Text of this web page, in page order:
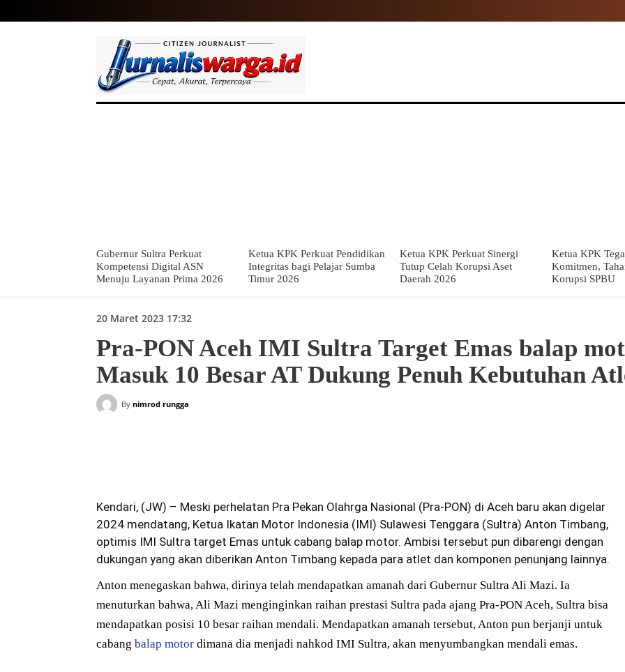
Gubernur Sultra Perkuat
Kompetensi Digital ASN
Menuju Layanan Prima 2026
Ketua KPK Perkuat Pendidikan
Integritas bagi Pelajar Sumba
Timur 2026
Ketua KPK Perkuat Sinergi
Tutup Celah Korupsi Aset
Daerah 2026
Ketua KPK
Komitmen,
Korupsi SPBU
20 Maret 2023 17:32
Pra-PON Aceh IMI Sultra Target Emas balap
Masuk 10 Besar AT Dukung Penuh Kebutuhan
By nimrod rungga
Kendari, (JW) – Meski perhelatan Pra Pekan Olahrga Nasional (Pra-PON) di Aceh baru akan digelar
2024 mendatang, Ketua Ikatan Motor Indonesia (IMI) Sulawesi Tenggara (Sultra) Anton Timbang,
optimis IMI Sultra target Emas untuk cabang balap motor. Ambisi tersebut pun dibarengi dengan
dukungan yang akan diberikan Anton Timbang kepada para atlet dan komponen penunjang lainnya.
Anton menegaskan bahwa, dirinya telah mendapatkan amanah dari Gubernur Sultra Ali Mazi. Ia
menuturkan bahwa, Ali Mazi menginginkan raihan prestasi Sultra pada ajang Pra-PON Aceh, Sultra bisa
mendapatkan posisi 10 besar raihan mendali. Mendapatkan amanah tersebut, Anton pun berjanji untuk
cabang balap motor dimana dia menjadi nahkod IMI Sultra, akan menyumbangkan mendali emas.